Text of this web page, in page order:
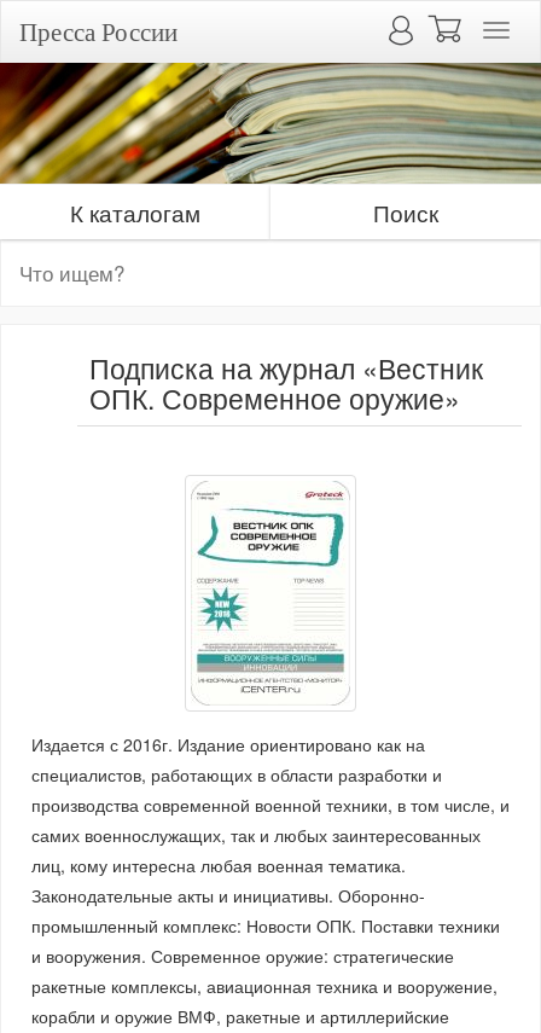
Пресса России
К каталогам Поиск
Подписка на журнал «Вестник
ОПК. Современное оружие»
Издается с 2016г. Издание ориентировано как на
специалистов, работающих в области разработки и
производства современной военной техники, в том числе, и
самих военнослужащих, так и любых заинтересованных
лиц, кому интересна любая военная тематика.
Законодательные акты и инициативы. Оборонно-
промышленный комплекс: Новости ОПК. Поставки техники
и вооружения. Современное оружие: стратегические
ракетные комплексы, авиационная техника и вооружение,
корабли и оружие ВМФ, ракетные и артиллерийские